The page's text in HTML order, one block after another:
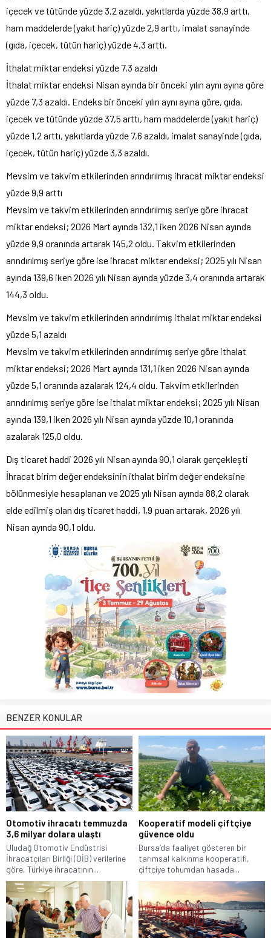
içecek ve tütünde yüzde 3,2 azaldı, yakıtlarda yüzde 38,9 arttı,
ham maddelerde (yakıt hariç) yüzde 2,9 arttı, imalat sanayinde
(gıda, içecek, tütün hariç) yüzde 4,3 arttı.
İthalat miktar endeksi yüzde 7,3 azaldı
İthalat miktar endeksi Nisan ayında bir önceki yılın aynı ayına göre
yüzde 7,3 azaldı. Endeks bir önceki yılın aynı ayına göre, gıda,
içecek ve tütünde yüzde 37,5 arttı, ham maddelerde (yakıt hariç)
yüzde 1,2 arttı, yakıtlarda yüzde 7,6 azaldı, imalat sanayinde (gıda,
içecek, tütün hariç) yüzde 3,3 azaldı.
Mevsim ve takvim etkilerinden arındırılmış ihracat miktar endeksi
yüzde 9,9 arttı
Mevsim ve takvim etkilerinden arındırılmış seriye göre ihracat
miktar endeksi; 2026 Mart ayında 132,1 iken 2026 Nisan ayında
yüzde 9,9 oranında artarak 145,2 oldu. Takvim etkilerinden
arındırılmış seriye göre ise ihracat miktar endeksi; 2025 yılı Nisan
ayında 139,6 iken 2026 yılı Nisan ayında yüzde 3,4 oranında artarak
144,3 oldu.
Mevsim ve takvim etkilerinden arındırılmış ithalat miktar endeksi
yüzde 5,1 azaldı
Mevsim ve takvim etkilerinden arındırılmış seriye göre ithalat
miktar endeksi; 2026 Mart ayında 131,1 iken 2026 Nisan ayında
yüzde 5,1 oranında azalarak 124,4 oldu. Takvim etkilerinden
arındırılmış seriye göre ise ithalat miktar endeksi; 2025 yılı Nisan
ayında 139,1 iken 2026 yılı Nisan ayında yüzde 10,1 oranında
azalarak 125,0 oldu.
Dış ticaret haddi 2026 yılı Nisan ayında 90,1 olarak gerçekleşti
İhracat birim değer endeksinin ithalat birim değer endeksine
bölünmesiyle hesaplanan ve 2025 yılı Nisan ayında 88,2 olarak
elde edilmiş olan dış ticaret haddi, 1,9 puan artarak, 2026 yılı
Nisan ayında 90,1 oldu.
BENZER KONULAR
Otomotiv ihracatı temmuzda
3,6 milyar dolara ulaştı
Uludağ Otomotiv Endüstrisi
İhracatçıları Birliği (OİB) verilerine
göre, Türkiye ihracatının...
Kooperatif modeli çiftçiye
güvence oldu
Bursa’da faaliyet gösteren bir
tarımsal kalkınma kooperatifi,
çiftçiye tohumdan hasada...